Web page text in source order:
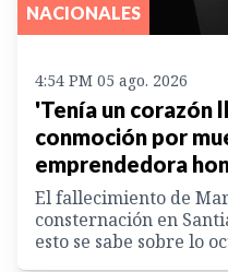
NACIONALES
4:54 PM 05 ago. 2026
'Tenía un corazón
conmoción por
emprendedora
El fallecimiento de
consternación en
esto se sabe sobre lo